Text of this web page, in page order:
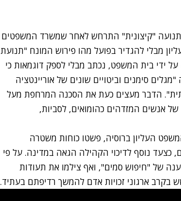
תנועה "קיצונית" התרחש לאחר שמשרד המשפטים
מבלי להגדיר בפועל מהו פירוש המונח "תנועת
ידי בית המשפט, נכתב מבלי לספק דוגמאות כי
סימנים וביטויים שונים של אוריינטציה
הדבר מעצים כעת את הסכנה המרחפת מעל
אנשים המזדהים כהומואים, לסביות,
העליון ברוסיה, פשטו כוחות משטרה
, כצעד נוסף לדיכוי הקהילה הגאה במדינה. על פי
של "חיפוש סמים", ואף צילמו את תעודות
ארגוני זכויות אדם להמשך רדיפתם בעתיד.